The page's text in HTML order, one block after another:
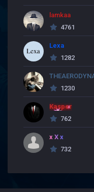
lamkaa
4761
Lexa
1282
1230
Kasper
762
x X x
732